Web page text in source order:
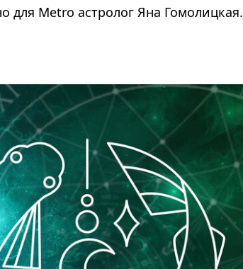
для Metro астролог Яна Гомолицкая.